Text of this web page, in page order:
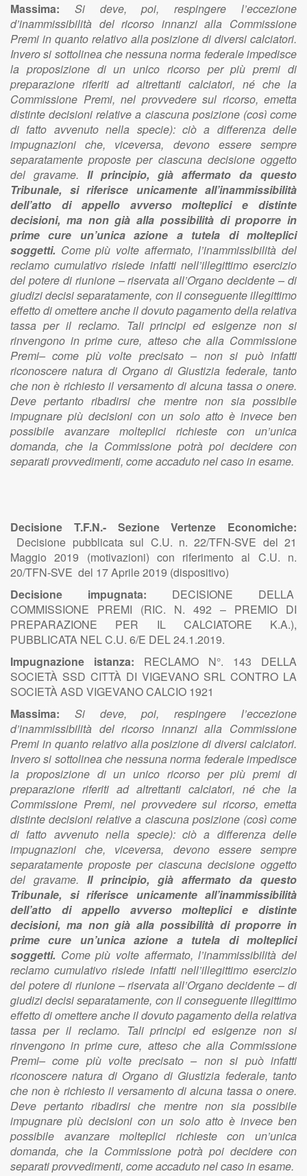
Massima: Si deve, poi, respingere l’eccezione
d’inammissibilità del ricorso innanzi alla Commissione
Premi in quanto relativo alla posizione di diversi calciatori.
Invero si sottolinea che nessuna norma federale impedisce
la proposizione di un unico ricorso per più premi di
preparazione riferiti ad altrettanti calciatori, né che la
Commissione Premi, nel provvedere sul ricorso, emetta
distinte decisioni relative a ciascuna posizione (così come
di fatto avvenuto nella specie): ciò a differenza delle
impugnazioni che, viceversa, devono essere sempre
separatamente proposte per ciascuna decisione oggetto
del gravame. Il principio, già affermato da questo
Tribunale, si riferisce unicamente all’inammissibilità
dell’atto di appello avverso molteplici e distinte
decisioni, ma non già alla possibilità di proporre in
prime cure un’unica azione a tutela di molteplici
soggetti. Come più volte affermato, l’inammissibilità del
reclamo cumulativo risiede infatti nell’illegittimo esercizio
del potere di riunione – riservata all’Organo decidente – di
giudizi decisi separatamente, con il conseguente illegittimo
effetto di omettere anche il dovuto pagamento della relativa
tassa per il reclamo. Tali principi ed esigenze non si
rinvengono in prime cure, atteso che alla Commissione
Premi– come più volte precisato – non si può infatti
riconoscere natura di Organo di Giustizia federale, tanto
che non è richiesto il versamento di alcuna tassa o onere.
Deve pertanto ribadirsi che mentre non sia possibile
impugnare più decisioni con un solo atto è invece ben
possibile avanzare molteplici richieste con un’unica
domanda, che la Commissione potrà poi decidere con
separati provvedimenti, come accaduto nel caso in esame.
Decisione T.F.N.- Sezione Vertenze Economiche:
Decisione pubblicata sul C.U. n. 22/TFN-SVE del 21
Maggio 2019 (motivazioni) con riferimento al C.U. n.
20/TFN-SVE del 17 Aprile 2019 (dispositivo)
Decisione impugnata: DECISIONE DELLA
COMMISSIONE PREMI (RIC. N. 492 – PREMIO DI
PREPARAZIONE PER IL CALCIATORE K.A.),
PUBBLICATA NEL C.U. 6/E DEL 24.1.2019.
Impugnazione istanza: RECLAMO N°. 143 DELLA
SOCIETÀ SSD CITTÀ DI VIGEVANO SRL CONTRO LA
SOCIETÀ ASD VIGEVANO CALCIO 1921
Massima: Si deve, poi, respingere l’eccezione
d’inammissibilità del ricorso innanzi alla Commissione
Premi in quanto relativo alla posizione di diversi calciatori.
Invero si sottolinea che nessuna norma federale impedisce
la proposizione di un unico ricorso per più premi di
preparazione riferiti ad altrettanti calciatori, né che la
Commissione Premi, nel provvedere sul ricorso, emetta
distinte decisioni relative a ciascuna posizione (così come
di fatto avvenuto nella specie): ciò a differenza delle
impugnazioni che, viceversa, devono essere sempre
separatamente proposte per ciascuna decisione oggetto
del gravame. Il principio, già affermato da questo
Tribunale, si riferisce unicamente all’inammissibilità
dell’atto di appello avverso molteplici e distinte
decisioni, ma non già alla possibilità di proporre in
prime cure un’unica azione a tutela di molteplici
soggetti. Come più volte affermato, l’inammissibilità del
reclamo cumulativo risiede infatti nell’illegittimo esercizio
del potere di riunione – riservata all’Organo decidente – di
giudizi decisi separatamente, con il conseguente illegittimo
effetto di omettere anche il dovuto pagamento della relativa
tassa per il reclamo. Tali principi ed esigenze non si
rinvengono in prime cure, atteso che alla Commissione
Premi– come più volte precisato – non si può infatti
riconoscere natura di Organo di Giustizia federale, tanto
che non è richiesto il versamento di alcuna tassa o onere.
Deve pertanto ribadirsi che mentre non sia possibile
impugnare più decisioni con un solo atto è invece ben
possibile avanzare molteplici richieste con un’unica
domanda, che la Commissione potrà poi decidere con
separati provvedimenti, come accaduto nel caso in esame.